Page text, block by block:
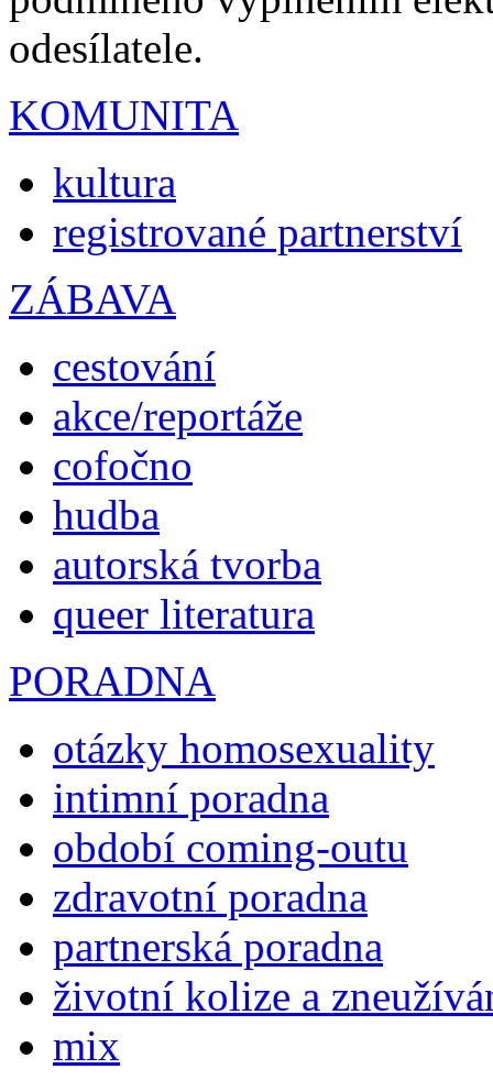
odesílatele.
KOMUNITA
kultura
registrované partnerství
ZÁBAVA
cestování
akce/reportáže
cofočno
hudba
autorská tvorba
queer literatura
PORADNA
otázky homosexuality
intimní poradna
období coming-outu
zdravotní poradna
partnerská poradna
životní kolize a
mix